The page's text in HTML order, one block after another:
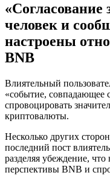
«Согласование
человек и
настроены
BNB
Влиятельный
«событие, совпадающее
спровоцировать
криптовалюты.
Несколько других
последний пост
разделяя убеждение,
перспективы BNB и